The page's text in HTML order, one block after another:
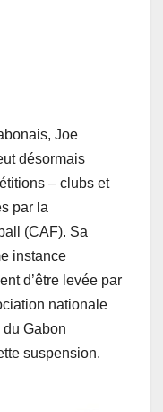
Joe
désormais
– clubs et
par la
(CAF). Sa
instance
d’être levée par
nationale
Gabon
suspension.